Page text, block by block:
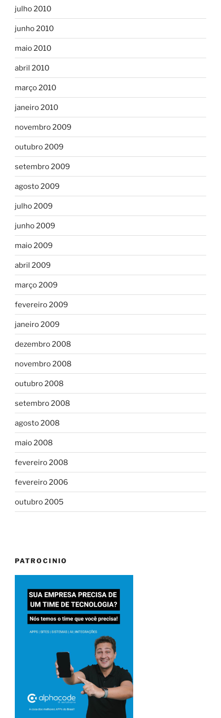
julho 2010
junho 2010
maio 2010
abril 2010
março 2010
janeiro 2010
novembro 2009
outubro 2009
setembro 2009
agosto 2009
julho 2009
junho 2009
maio 2009
abril 2009
março 2009
fevereiro 2009
janeiro 2009
dezembro 2008
novembro 2008
outubro 2008
setembro 2008
agosto 2008
maio 2008
fevereiro 2008
fevereiro 2006
outubro 2005
PATROCINIO